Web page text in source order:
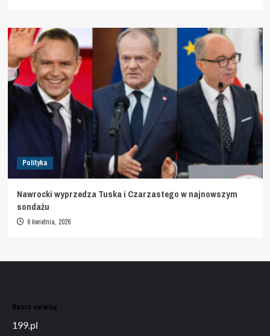
Polityka
Nawrocki wyprzedza Tuska i Czarzastego w najnowszym
sondażu
6 kwietnia, 2026
Nasze serwisy
199.pl